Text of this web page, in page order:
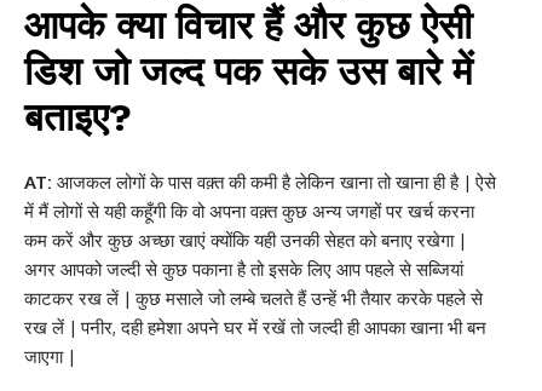
आपके क्या विचार हैं और कुछ ऐसी
डिश जो जल्द पक सके उस बारे में
बताइए?
AT: आजकल लोगों के पास वक़्त की कमी है लेकिन खाना तो खाना ही है | ऐसे
में मैं लोगों से यही कहूँगी कि वो अपना वक़्त कुछ अन्य जगहों पर खर्च करना
कम करें और कुछ अच्छा खाएं क्योंकि यही उनकी सेहत को बनाए रखेगा |
अगर आपको जल्दी से कुछ पकाना है तो इसके लिए आप पहले से सब्जियां
काटकर रख लें | कुछ मसाले जो लम्बे चलते हैं उन्हें भी तैयार करके पहले से
रख लें | पनीर, दही हमेशा अपने घर में रखें तो जल्दी ही आपका खाना भी बन
जाएगा |